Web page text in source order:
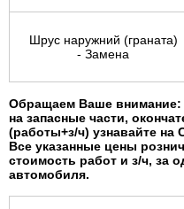
Шрус наружний (граната)
- Замена
Обращаем Ваше внимание:
на запасные части,
(работы+з/ч) узнавайте на
Все указанные цены
стоимость работ и з/ч, за
автомобиля.